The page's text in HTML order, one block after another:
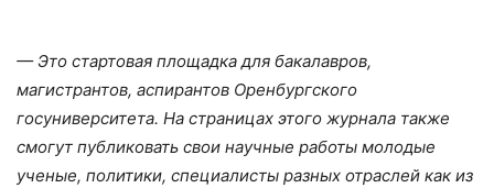
— Это стартовая площадка для бакалавров,
магистрантов, аспирантов Оренбургского
госуниверситета. На страницах этого журнала также
смогут публиковать свои научные работы молодые
ученые, политики, специалисты разных отраслей как из